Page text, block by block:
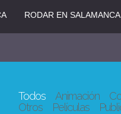
RODAR EN SALAMANCA
Todos Animación
Otros
Películas